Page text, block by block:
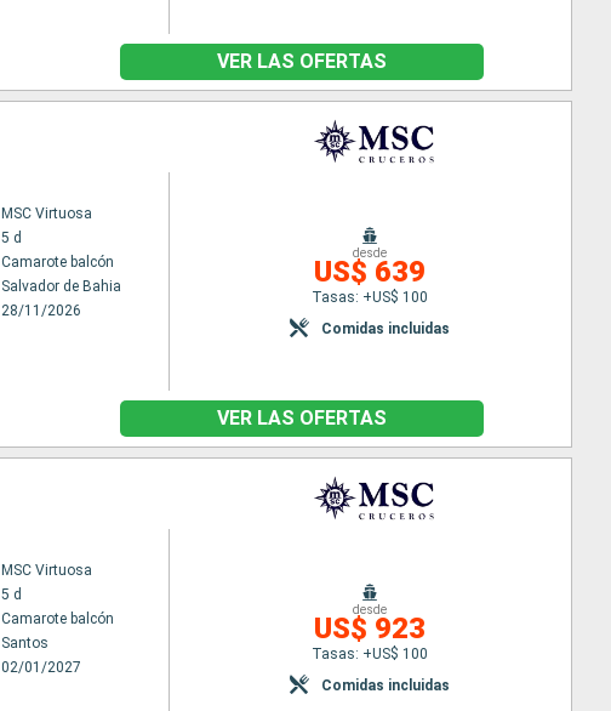
VER LAS OFERTAS
MSC Virtuosa
5 d
Camarote balcón
Salvador de Bahia
28/11/2026
desde
US$ 639
Tasas: +US$ 100
Comidas incluidas
VER LAS OFERTAS
MSC Virtuosa
5 d
Camarote balcón
Santos
02/01/2027
desde
US$ 923
Tasas: +US$ 100
Comidas incluidas